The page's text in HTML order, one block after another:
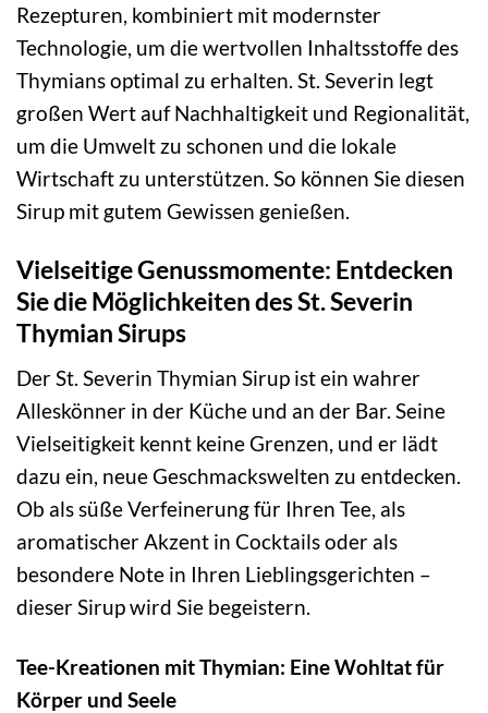
Rezepturen, kombiniert mit modernster
Technologie, um die wertvollen Inhaltsstoffe des
Thymians optimal zu erhalten. St. Severin legt
großen Wert auf Nachhaltigkeit und Regionalität,
um die Umwelt zu schonen und die lokale
Wirtschaft zu unterstützen. So können Sie diesen
Sirup mit gutem Gewissen genießen.
Vielseitige Genussmomente: Entdecken
Sie die Möglichkeiten des St. Severin
Thymian Sirups
Der St. Severin Thymian Sirup ist ein wahrer
Alleskönner in der Küche und an der Bar. Seine
Vielseitigkeit kennt keine Grenzen, und er lädt
dazu ein, neue Geschmackswelten zu entdecken.
Ob als süße Verfeinerung für Ihren Tee, als
aromatischer Akzent in Cocktails oder als
besondere Note in Ihren Lieblingsgerichten –
dieser Sirup wird Sie begeistern.
Tee-Kreationen mit Thymian: Eine Wohltat für
Körper und Seele